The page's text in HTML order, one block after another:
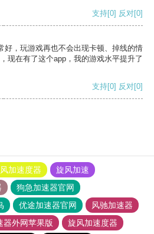
支持[0] 反对[0]
好，玩游戏再也不会出现卡顿、掉线的情
现在有了这个app，我的游戏水平提升了
支持[0] 反对[0]
加速度器
旋风加速
狗急加速器官网
优途加速器官网
风驰加速器
器外网苹果版
旋风加速度器